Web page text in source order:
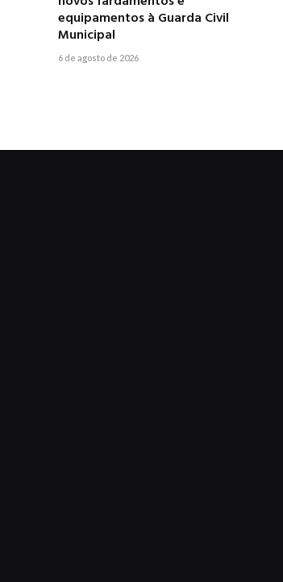
equipamentos à Guarda Civil
Municipal
6 de agosto de 2026